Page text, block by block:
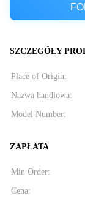
SZCZEGÓŁY
Place of Origin:
Nazwa handlowa:
Model Number:
ZAPŁATA
Min Order:
Cena: